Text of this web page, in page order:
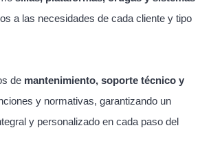
a las necesidades de cada cliente y tipo
de mantenimiento, soporte técnico y
y normativas, garantizando un
y personalizado en cada paso del